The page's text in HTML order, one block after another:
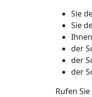
Sie
Sie
der
der
der
Rufen